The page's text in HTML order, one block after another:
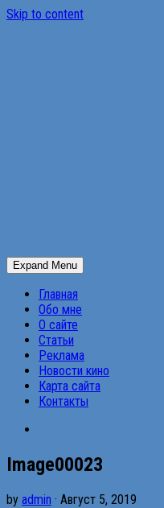
Skip to content
Expand Menu
Главная
Обо мне
О сайте
Статьи
Реклама
Новости кино
Карта сайта
Контакты
Image00023
by admin · Август 5, 2019